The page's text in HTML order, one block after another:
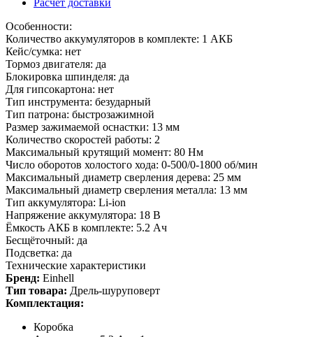
Расчет доставки
Особенности:
Количество аккумуляторов в комплекте: 1 АКБ
Кейс/сумка: нет
Тормоз двигателя: да
Блокировка шпинделя: да
Для гипсокартона: нет
Тип инструмента: безударный
Тип патрона: быстрозажимной
Размер зажимаемой оснастки: 13 мм
Количество скоростей работы: 2
Максимальный крутящий момент: 80 Нм
Число оборотов холостого хода: 0-500/0-1800 об/мин
Максимальный диаметр сверления дерева: 25 мм
Максимальный диаметр сверления металла: 13 мм
Тип аккумулятора: Li-ion
Напряжение аккумулятора: 18 В
Ёмкость АКБ в комплекте: 5.2 Ач
Бесщёточный: да
Подсветка: да
Технические характеристики
Бренд: Einhell
Тип товара: Дрель-шуруповерт
Комплектация:
Коробка